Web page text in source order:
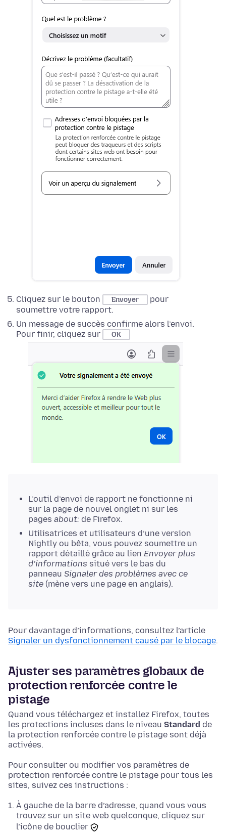
Cliquez sur le bouton Envoyer
pour
soumettre votre rapport.
Un message de succès confirme alors l’envoi.
Pour finir, cliquez sur
OK
L’outil d’envoi de rapport ne fonctionne ni
sur la page de nouvel onglet ni sur les
pages about: de Firefox.
Utilisatrices et utilisateurs d’une version
Nightly ou bêta, vous pouvez soumettre un
rapport détaillé grâce au lien Envoyer plus
d’informations situé vers le bas du
panneau Signaler des problèmes avec ce
site (mène vers une page en anglais).
Pour davantage d’informations, consultez l’article
Signaler un dysfonctionnement causé par le blocage.
Ajuster ses paramètres globaux de
protection renforcée contre le
pistage
Quand vous téléchargez et installez Firefox, toutes
les protections incluses dans le niveau Standard de
la protection renforcée contre le pistage sont déjà
activées.
Pour consulter ou modifier vos paramètres de
protection renforcée contre le pistage pour tous les
sites, suivez ces instructions :
À gauche de la barre d’adresse, quand vous vous
trouvez sur un site web quelconque, cliquez sur
l’icône de bouclier